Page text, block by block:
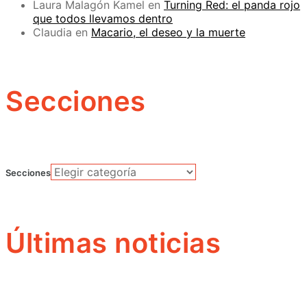
Laura Malagón Kamel en Turning Red: el panda rojo
que todos llevamos dentro
Claudia en Macario, el deseo y la muerte
Secciones
Secciones
Últimas noticias